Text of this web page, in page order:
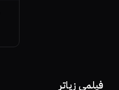
فیلمی زیاتر